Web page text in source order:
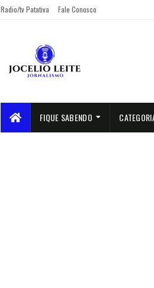
Radio/tv Patativa Fale Conosco
FIQUE SABENDO